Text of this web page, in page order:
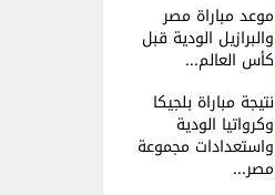
موعد مباراة مصر
والبرازيل الودية قبل
كأس العالم...
نتيجة مباراة بلجيكا
وكرواتيا الودية
واستعدادات مجموعة
مصر...